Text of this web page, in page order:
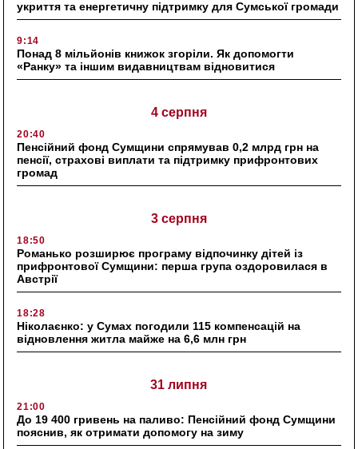
укриття та енергетичну підтримку для Сумської громади
9:14
Понад 8 мільйонів книжок згоріли. Як допомогти
«Ранку» та іншим видавництвам відновитися
4 серпня
20:40
Пенсійний фонд Сумщини спрямував 0,2 млрд грн на
пенсії, страхові виплати та підтримку прифронтових
громад
3 серпня
18:50
Романько розширює програму відпочинку дітей із
прифронтової Сумщини: перша група оздоровилася в
Австрії
18:28
Ніколаєнко: у Сумах погодили 115 компенсацій на
відновлення житла майже на 6,6 млн грн
31 липня
21:00
До 19 400 гривень на паливо: Пенсійний фонд Сумщини
пояснив, як отримати допомогу на зиму